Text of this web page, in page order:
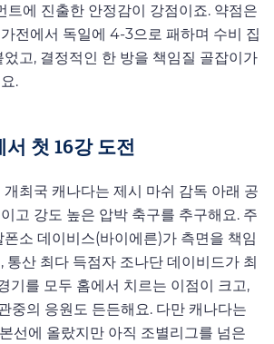
트에 진출한 안정감이 강점이죠. 약점은
전에서 독일에 4-3으로 패하며 수비 집
고, 결정적인 한 방을 책임질 골잡이가
.
첫 16강 도전
개최국 캐나다는 제시 마쉬 감독 아래 공
고 강도 높은 압박 축구를 추구해요. 주
폰소 데이비스(바이에른)가 측면을 책임
통산 최다 득점자 조나단 데이비드가 최
기를 모두 홈에서 치르는 이점이 크고,
중의 응원도 든든해요. 다만 캐나다는
선에 올랐지만 아직 조별리그를 넘은